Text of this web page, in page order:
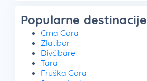
Popularne destinacije
Crna Gora
Zlatibor
Divčibare
Tara
Fruška Gora